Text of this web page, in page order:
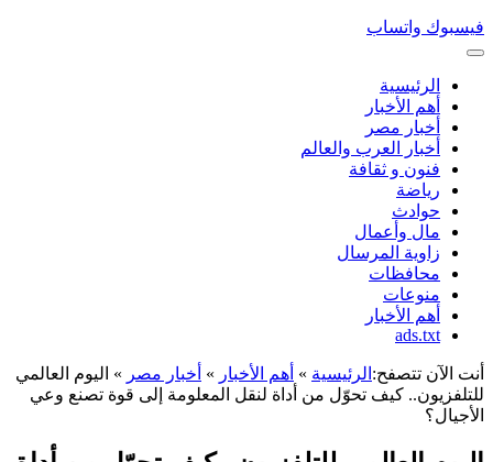
فيسبوك واتساب
الرئيسية
أهم الأخبار
أخبار مصر
أخبار العرب والعالم
فنون و ثقافة
رياضة
حوادث
مال وأعمال
زاوية المرسال
محافظات
منوعات
أهم الأخبار
ads.txt
أنت الآن تتصفح: الرئيسية » أهم الأخبار » أخبار مصر » اليوم العالمي
للتلفزيون.. كيف تحوّل من أداة لنقل المعلومة إلى قوة تصنع وعي
الأجيال؟